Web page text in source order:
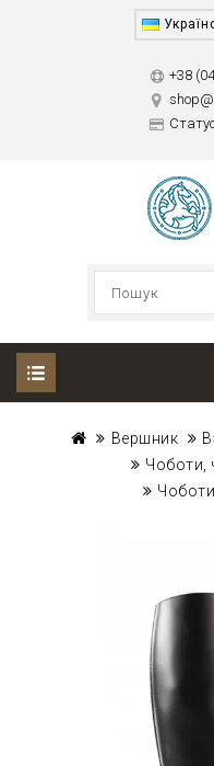
+38
Вершник
Чоботи,